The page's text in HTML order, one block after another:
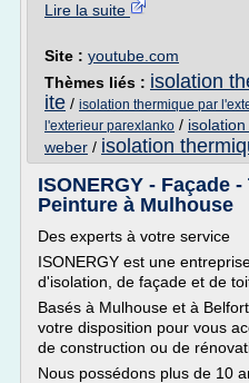
Lire la suite
Site : youtube.com
Thèmes liés : isolation
ite / isolation thermique par
l'exterieur parexlanko /
weber / isolation
ISONERGY - Façade
Peinture à Mulhouse
Des experts à votre service
ISONERGY est une
d'isolation, de façade et de
Basés à Mulhouse et à
votre disposition pour vous
de construction ou de
Nous possédons plus de 10